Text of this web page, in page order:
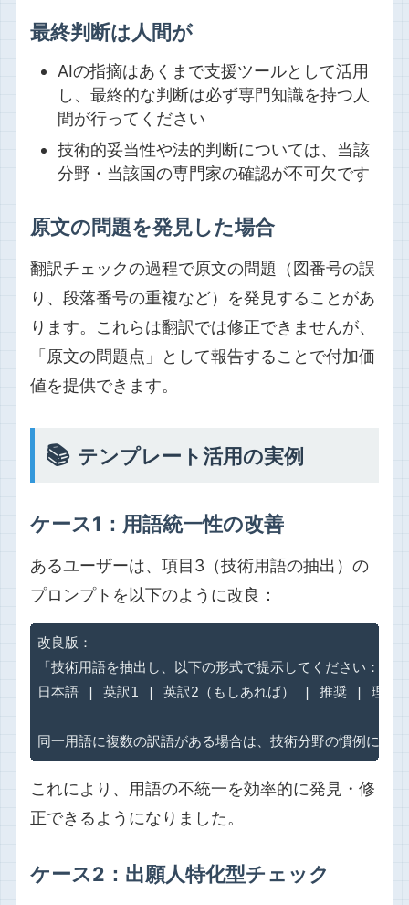
最終判断は人間が
AIの指摘はあくまで支援ツールとして活用
し、最終的な判断は必ず専門知識を持つ人
間が行ってください
技術的妥当性や法的判断については、当該
分野・当該国の専門家の確認が不可欠です
原文の問題を発見した場合
翻訳チェックの過程で原文の問題（図番号の誤
り、段落番号の重複など）を発見することがあ
ります。これらは翻訳では修正できませんが、
「原文の問題点」として報告することで付加価
値を提供できます。
📚 テンプレート活用の実例
ケース1：用語統一性の改善
あるユーザーは、項目3（技術用語の抽出）の
プロンプトを以下のように改良：
改良版：
「技術用語を抽出し、以下の形式で提示してください：
日本語 | 英訳1 | 英訳2（もしあれば） | 推奨 | 理由
同一用語に複数の訳語がある場合は、技術分野の慣例に基
これにより、用語の不統一を効率的に発見・修
正できるようになりました。
ケース2：出願人特化型チェック